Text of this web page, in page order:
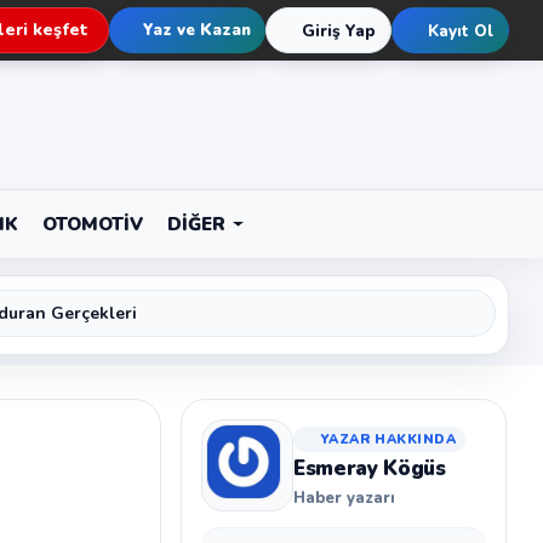
keşfet Yaz ve Kazan Giriş Yap Kayıt Ol
OTOMOTIV DIĞER
Gerçekleri
YAZAR HAKKINDA
Esmeray Kögüs
Haber yazarı